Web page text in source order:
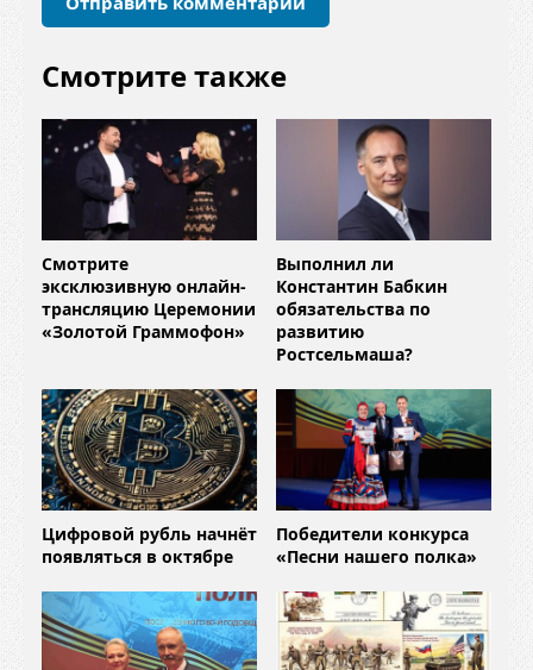
Смотрите также
Смотрите
эксклюзивную онлайн-
трансляцию Церемонии
«Золотой Граммофон»
Выполнил ли
Константин Бабкин
обязательства по
развитию
Ростсельмаша?
Цифровой рубль начнёт
появляться в октябре
Победители конкурса
«Песни нашего полка»